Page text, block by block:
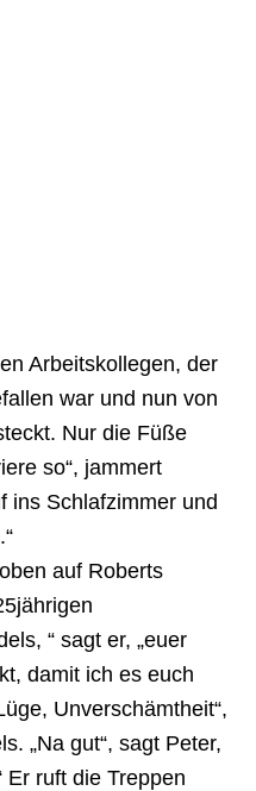
Arbeitskollegen, der
war und nun von
Nur die Füße
so“, jammert
ins Schlafzimmer und
auf Roberts
“ sagt er, „euer
damit ich es euch
Unverschämtheit“,
„Na gut“, sagt Peter,
Er ruft die Treppen